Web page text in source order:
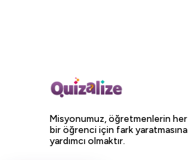
Misyonumuz, öğretmenlerin her
bir öğrenci için fark yaratmasına
yardımcı olmaktır.